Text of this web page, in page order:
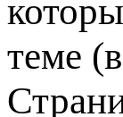
теме